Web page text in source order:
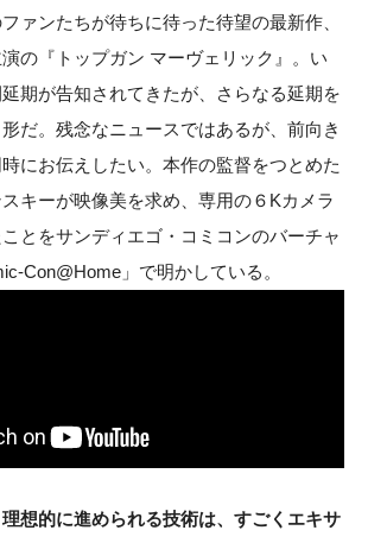
ファンたちが待ちに待った待望の最新作、
の『トップガン マーヴェリック』。い
期が告知されてきたが、さらなる延期を
だ。残念なニュースではあるが、前向き
にお伝えしたい。本作の監督をつとめた
キーが映像美を求め、専用の６Kカメラ
とをサンディエゴ・コミコンのバーチャ
Con@Home」で明かしている。
理想的に進められる技術は、すごくエキサ